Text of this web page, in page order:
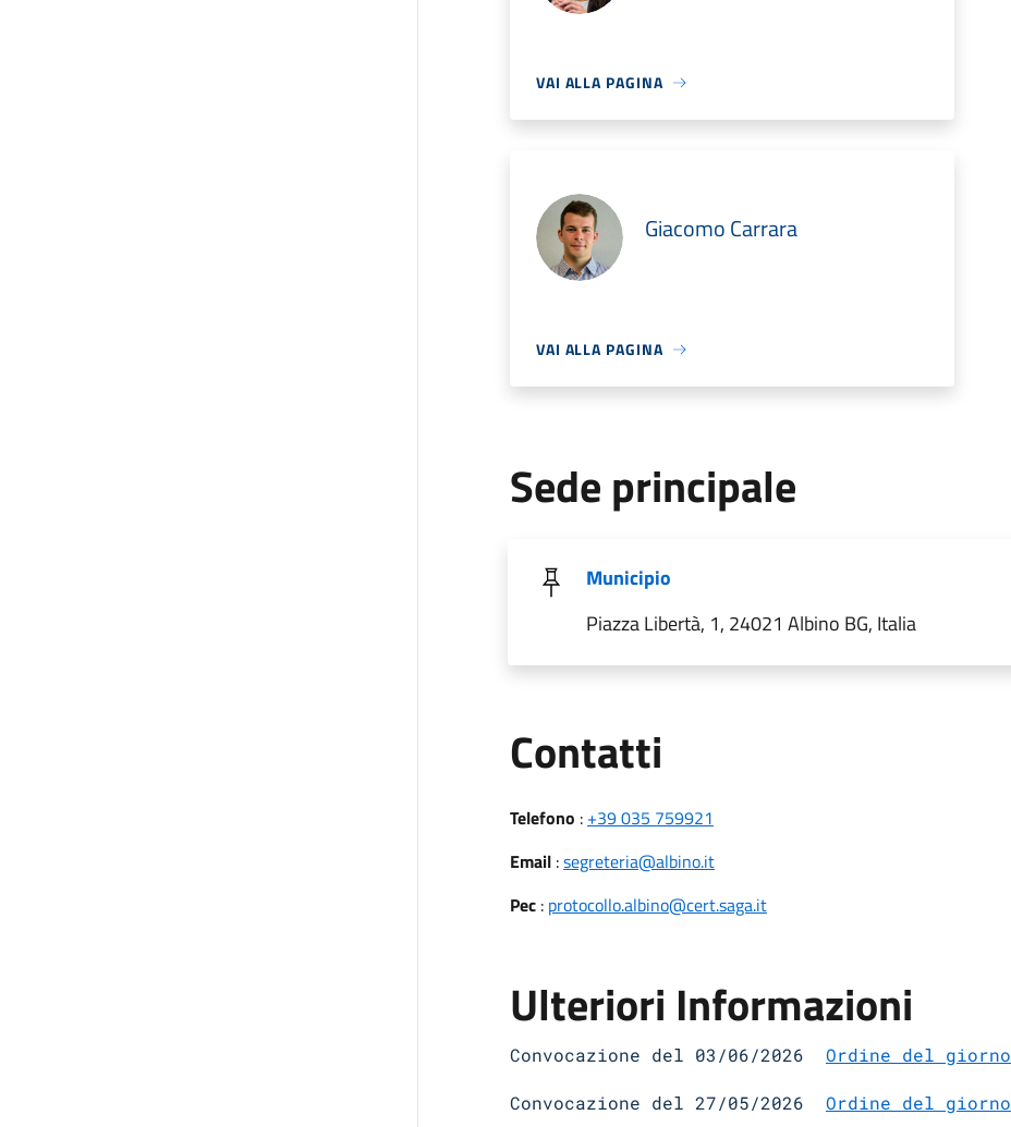
VAI ALLA PAGINA
Giacomo Carrara
VAI ALLA PAGINA
Sede principale
Municipio
Piazza Libertà, 1, 24021 Albino BG, Italia
Contatti
Telefono : +39 035 759921
Email:segreteria@albino.it
Pec: protocollo.albino@cert.saga.it
Ulteriori Informazioni
Convocazione del 03/06/2026 Ordine del giorno
Convocazione del 27/05/2026 Ordine del giorno